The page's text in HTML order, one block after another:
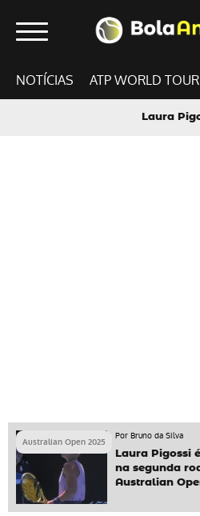
NOTÍCIAS ATP WORLD TOUR
Laura
Australian Open 2025
Por Bruno da Silva
Laura Pigossi
na segunda
Australian